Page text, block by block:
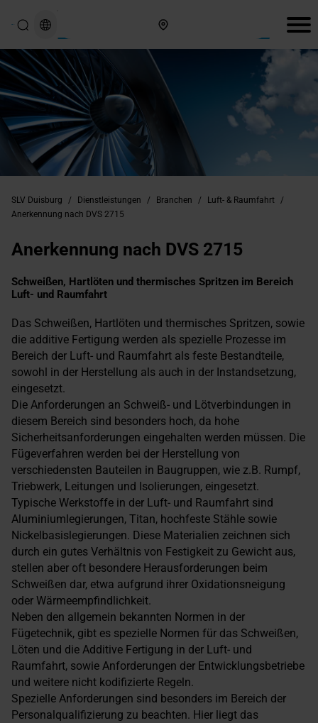
SLV Duisburg / Dienstleistungen / Branchen / Luft- & Raumfahrt
/
Anerkennung nach DVS 2715
Anerkennung nach DVS 2715
Schweißen, Hartlöten und thermisches Spritzen im Bereich
Luft- und Raumfahrt
Das Schweißen, Hartlöten und thermisches Spritzen, sowie
die additive Fertigung werden als spezielle Prozesse im
Bereich der Luft- und Raumfahrt als feste Bestandteile,
sowohl in der Herstellung als auch in der Instandsetzung,
eingesetzt.
Die Anforderungen an Schweiß- und Lötverbindungen in
diesem Bereich sind besonders hoch, da hohe
Sicherheitsanforderungen eingehalten werden müssen. Die
Fügeverfahren werden bei der Herstellung von
verschiedensten Bauteilen in Baugruppen, wie z.B. Rumpf,
Triebwerk, Leitungen und Isolierungen, eingesetzt.
Typische Werkstoffe in der Luft- und Raumfahrt sind
Aluminiumlegierungen, Titan, hochfeste Stähle sowie
Nickelbasislegierungen. Diese Materialien zeichnen sich
durch ein gutes Verhältnis von Festigkeit zu Gewicht aus,
stellen aber oft besondere Herausforderungen beim
Schweißen dar, etwa aufgrund ihrer Oxidationsneigung
oder Wärmeempfindlichkeit.
Neben den allgemein bekannten Normen in der
Fügetechnik, gibt es spezielle Normen für das Schweißen,
Löten und die Additive Fertigung in der Luft- und
Raumfahrt, sowie Anforderungen der Entwicklungsbetriebe
und weitere nicht kodifizierte Regeln.
Spezielle Anforderungen sind besonders im Bereich der
Personalqualifizierung zu beachten. Hier liegt das